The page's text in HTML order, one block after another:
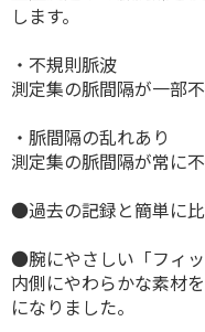
します。
・不規則脈波
測定集の脈間隔が一部
・脈間隔の乱れあり
測定集の脈間隔が常に
●過去の記録と簡単に
●腕にやさしい「フィッ
内側にやわらかな素材
になりました。